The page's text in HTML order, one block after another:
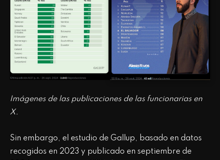
Imágenes de las publicaciones de las funcionarias en
X.
Sin embargo, el estudio de Gallup, basado en datos
recogidos en 2023 y publicado en septiembre de